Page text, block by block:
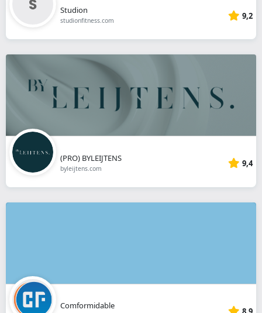
Studion
studionfitness.com 9,2
(PRO) BYLEIJTENS
byleijtens.com 9,4
Comformidable